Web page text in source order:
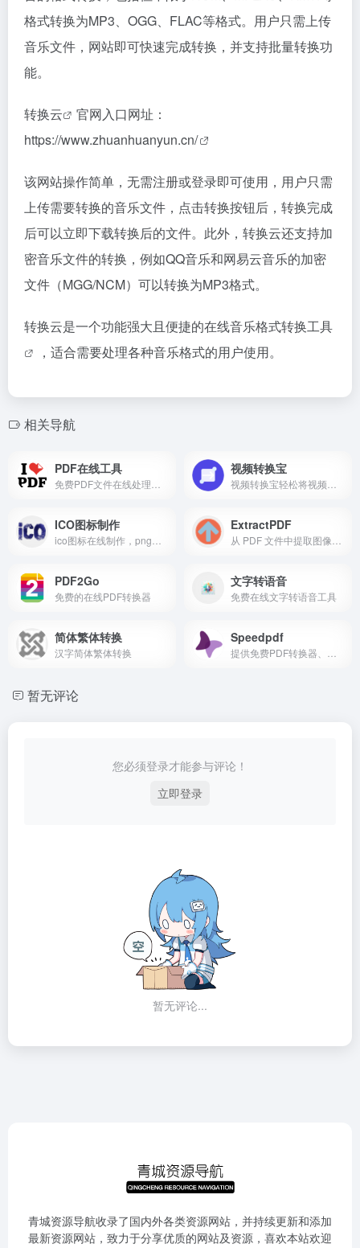
格式转换为MP3、OGG、FLAC等格式。用户只需上传
音乐文件，网站即可快速完成转换，并支持批量转换功
能。
转换云
官网入口网址：
https://www.zhuanhuanyun.cn/
该网站操作简单，无需注册或登录即可使用，用户只需
上传需要转换的音乐文件，点击转换按钮后，转换完成
后可以立即下载转换后的文件。此外，转换云还支持加
密音乐文件的转换，例如QQ音乐和网易云音乐的加密
文件（MGG/NCM）可以转换为MP3格式。
转换云是一个功能强大且便捷的在线音乐格式转换工具
，适合需要处理各种音乐格式的用户使用。
相关导航
PDF在线工具 视频转换宝
ICO图标制作 ExtractPDF
PDF2Go
免费的在线PDF转换器
文字转语音
免费在线文字转语音工具
简体繁体转换
汉字简体繁体转换
Speedpdf
暂无评论
您必须登录才能参与评论！
立即登录
暂无评论...
青城资源导航收录了国内外各类资源网站，并持续更新和添加
最新资源网站，致力于分享优质的网站及资源，喜欢本站欢迎